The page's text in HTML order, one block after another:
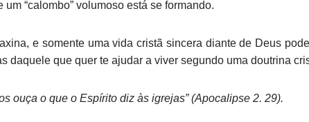
um “calombo” volumoso está se formando.
e somente uma vida cristã sincera diante de Deus
daquele que quer te ajudar a viver segundo uma doutrina
ouça o que o Espírito diz às igrejas” (Apocalipse 2. 29).